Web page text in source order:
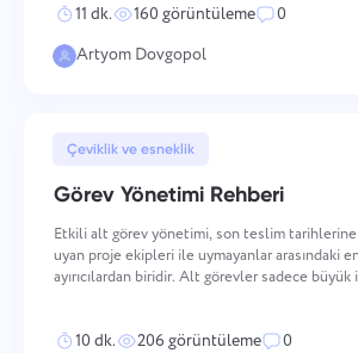
11 dk. 160 görüntüleme
0
Artyom Dovgopol
Çeviklik ve esneklik
Görev Yönetimi Rehberi
Etkili alt görev yönetimi, son teslim
uyan proje ekipleri ile uymayanlar arasındaki
ayırıcılardan biridir. Alt görevler sadece büyük
10 dk. 206 görüntüleme
0